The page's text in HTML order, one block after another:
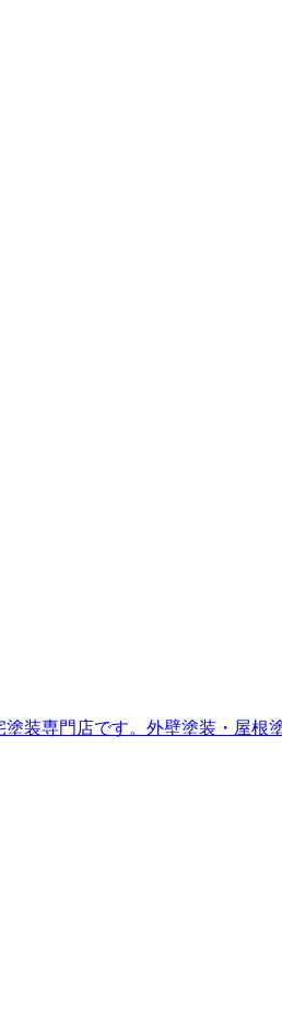
装専門店です。外壁塗装・屋根